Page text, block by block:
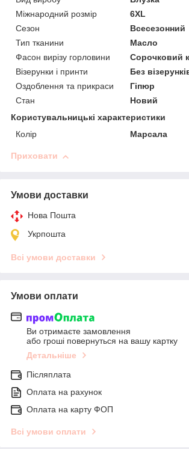
Міжнародний розмір
6XL
Сезон
Всесезонний
Тип тканини
Масло
Фасон вирізу горловини
Сорочковий
Візерунки і принти
Без
Оздоблення та прикраси
Гіпюр
Стан
Новий
Користувальницькі характеристики
Колір
Марсала
Приховати
Умови доставки
Нова Пошта
Укрпошта
Всі умови доставки
Умови оплати
Ви отримаєте замовлення
або гроші повернуться на вашу картку
Детальніше
Післяплата
Оплата на рахунок
Оплата на карту ФОП
Всі умови оплати